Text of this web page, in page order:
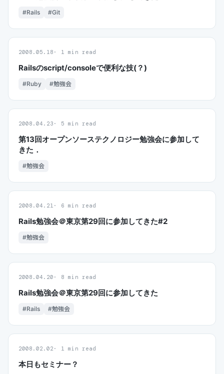
#Rails #Git
2008.05.18 1 min read
Railsのscript/consoleで便利な技(？)
#Ruby #勉強会
2008.04.23 5 min read
第13回オープンソーステクノロジー勉強会に参加して
きた．
#勉強会
2008.04.21 6 min read
Rails勉強会＠東京第29回に参加してきた#2
#勉強会
2008.04.20 8 min read
Rails勉強会＠東京第29回に参加してきた
#Rails #勉強会
2008.02.02 1 min read
本日もセミナー？